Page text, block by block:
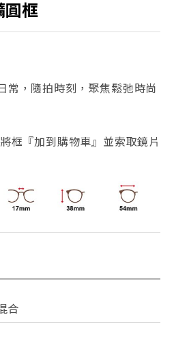
圓框
常，隨拍時刻，聚焦鬆弛時尚
框『加到購物車』並索取鏡片
合